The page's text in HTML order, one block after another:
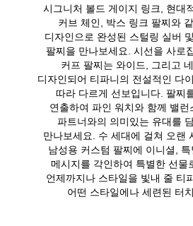
시그니처 볼드 게이지 링크, 현대
커브 체인, 박스 링크 팔찌와
디자인으로 완성된 스털링 실버
팔찌을 만나보세요. 시선을 사로
커프 팔찌는 와이드, 그리고
디자인되어 티파니의 전설적인 다
따라 다르게 선보입니다. 팔찌
연출하여 파인 워치와 함께 밸
파트너와의 의미있는 유대를
만나보세요. 수 세대에 걸쳐 오랜
남성용 커스텀 팔찌에 이니셜,
메시지를 각인하여 특별한 선물
언제까지나 스타일을 빛내 줄 티
어떤 스타일에나 세련된 터